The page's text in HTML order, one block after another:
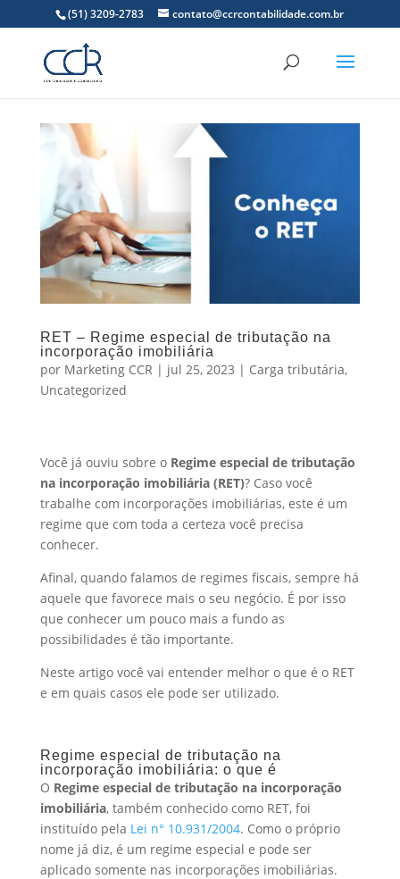
(51) 3209-2783 contato@ccrcontabilidade.com.br
RET – Regime especial de tributação na
incorporação imobiliária
por Marketing CCR | jul 25, 2023 | Carga tributária,
Uncategorized
Você já ouviu sobre o Regime especial de tributação
na incorporação imobiliária (RET)? Caso você
trabalhe com incorporações imobiliárias, este é um
regime que com toda a certeza você precisa
conhecer.
Afinal, quando falamos de regimes fiscais, sempre há
aquele que favorece mais o seu negócio. É por isso
que conhecer um pouco mais a fundo as
possibilidades é tão importante.
Neste artigo você vai entender melhor o que é o RET
e em quais casos ele pode ser utilizado.
Regime especial de tributação na
incorporação imobiliária: o que é
O Regime especial de tributação na incorporação
imobiliária, também conhecido como RET, foi
instituído pela Lei n° 10.931/2004. Como o próprio
nome já diz, é um regime especial e pode ser
aplicado somente nas incorporações imobiliárias.